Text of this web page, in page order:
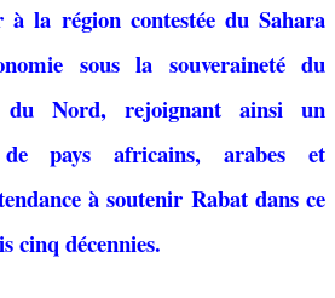
à la région contestée du Sahara
sous la souveraineté du
du Nord, rejoignant ainsi un
pays africains, arabes et
à soutenir Rabat dans ce
cinq décennies.